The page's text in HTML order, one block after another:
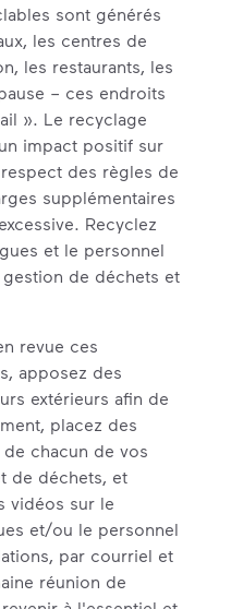
sont générés
les centres de
les restaurants, les
– ces endroits
». Le recyclage
impact positif sur
des règles de
supplémentaires
Recyclez
et le personnel
de déchets et
revue ces
apposez des
extérieurs afin de
placez des
chacun de vos
de déchets, et
vidéos sur le
et/ou le personnel
par courriel et
réunion de